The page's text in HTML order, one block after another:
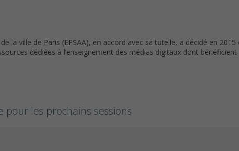
la ville de Paris (EPSAA), en accord avec sa tutelle, a décidé en
dédiées à l’enseignement des médias digitaux dont
les prochains sessions